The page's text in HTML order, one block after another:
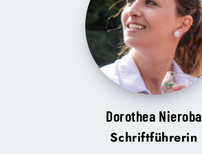
Dorothea Nieroba
Schriftführerin